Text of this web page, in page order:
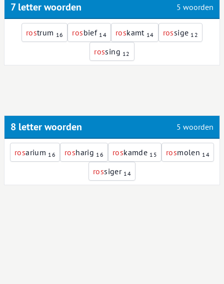
7 letter woorden 5 woorden
rostrum 16 rosbief 14 roskamt 14 rossige 12
rossing 12
8 letter woorden 5 woorden
rosarium 16 rosharig 16 roskamde 15 rosmolen 14
rossiger 14